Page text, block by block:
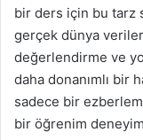
bir ders için bu tarz
gerçek dünya
değerlendirme ve
daha donanımlı bir
sadece bir
bir öğrenim